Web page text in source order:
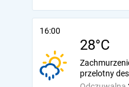
16:00
28°C
przelotny